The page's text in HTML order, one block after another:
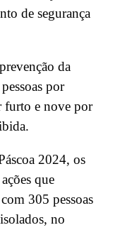
de segurança
da
por
furto e nove por
2024, os
que
305 pessoas
no